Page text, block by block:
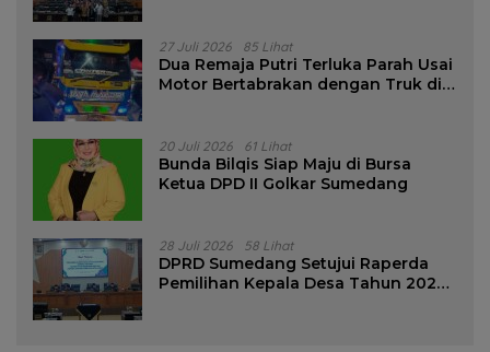
27 Juli 2026 85 Lihat
Dua Remaja Putri Terluka Parah Usai
Motor Bertabrakan dengan Truk di
20 Juli 2026 61 Lihat
Bunda Bilqis Siap Maju di Bursa
Ketua DPD II Golkar Sumedang
28 Juli 2026 58 Lihat
DPRD Sumedang Setujui Raperda
Pemilihan Kepala Desa Tahun 2026